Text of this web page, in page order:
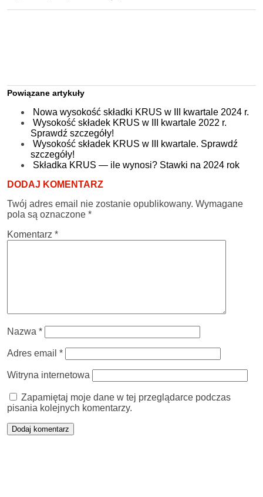
Powiązane artykuły
Nowa wysokość składki KRUS w III kwartale 2024 r.
Wysokość składek KRUS w III kwartale 2022 r.
Sprawdź szczegóły!
Wysokość składek KRUS w III kwartale. Sprawdź
szczegóły!
Składka KRUS — ile wynosi? Stawki na 2024 rok
DODAJ KOMENTARZ
Twój adres email nie zostanie opublikowany. Wymagane
pola są oznaczone *
Komentarz *
Nazwa *
Adres email *
Witryna internetowa
Zapamiętaj moje dane w tej przeglądarce podczas
pisania kolejnych komentarzy.